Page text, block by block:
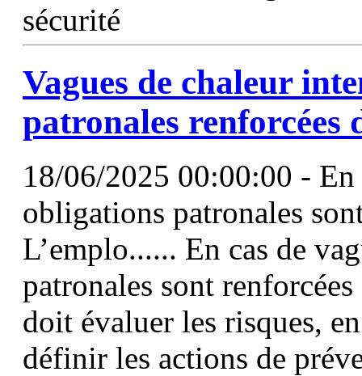
sécurité
Vagues de chaleur
patronales renforcées
18/06/2025 00:00:00 - En
obligations patronales
L’emplo...... En cas de
patronales sont
doit évaluer les risques,
définir les actions de